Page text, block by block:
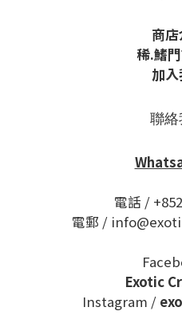
商
稀.鰭
加
聯絡
電話 /
電郵 /
Exotic
Instagram /